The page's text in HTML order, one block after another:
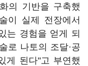
의 기반을 구축했
이 실제 전장에서
는 경험을 얻게 되
로 나토의 조달·공
게 된다"고 부연했